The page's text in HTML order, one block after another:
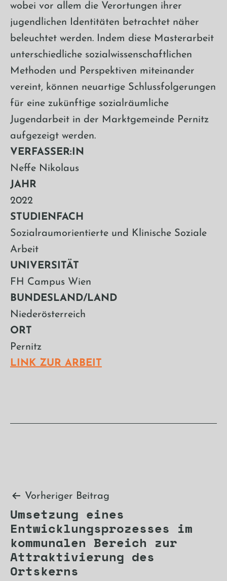
wobei vor allem die Verortungen ihrer
jugendlichen Identitäten betrachtet näher
beleuchtet werden. Indem diese Masterarbeit
unterschiedliche sozialwissenschaftlichen
Methoden und Perspektiven miteinander
vereint, können neuartige Schlussfolgerungen
für eine zukünftige sozialräumliche
Jugendarbeit in der Marktgemeinde Pernitz
aufgezeigt werden.
VERFASSER:IN
Neffe Nikolaus
JAHR
2022
STUDIENFACH
Sozialraumorientierte und Klinische Soziale
Arbeit
UNIVERSITÄT
FH Campus Wien
BUNDESLAND/LAND
Niederösterreich
ORT
Pernitz
LINK ZUR ARBEIT
Beitragsnavigation
Vorheriger Beitrag
Umsetzung eines
Entwicklungsprozesses im
kommunalen Bereich zur
Attraktivierung des
Ortskerns